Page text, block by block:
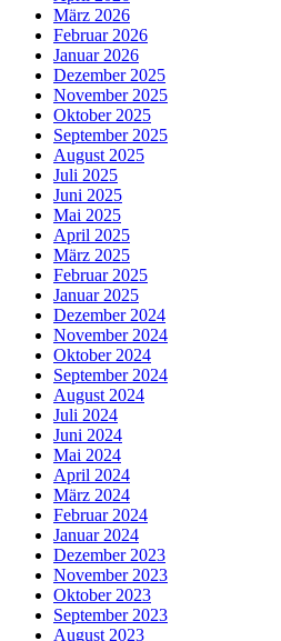
März 2026
Februar 2026
Januar 2026
Dezember 2025
November 2025
Oktober 2025
September 2025
August 2025
Juli 2025
Juni 2025
Mai 2025
April 2025
März 2025
Februar 2025
Januar 2025
Dezember 2024
November 2024
Oktober 2024
September 2024
August 2024
Juli 2024
Juni 2024
Mai 2024
April 2024
März 2024
Februar 2024
Januar 2024
Dezember 2023
November 2023
Oktober 2023
September 2023
August 2023